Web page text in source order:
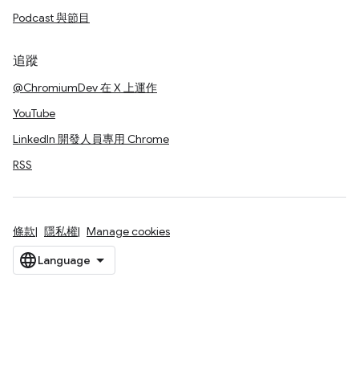
Podcast 與節目
追蹤
@ChromiumDev 在 X 上運作
YouTube
LinkedIn 開發人員專用 Chrome
RSS
條款 隱私權 Manage cookies